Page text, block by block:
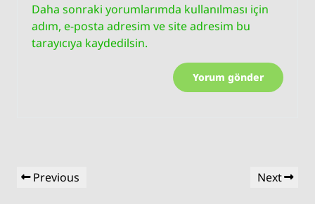
Daha sonraki yorumlarımda kullanılması için
adım, e-posta adresim ve site adresim bu
tarayıcıya kaydedilsin.
Yazı
gezinmesi
Previous
Previous
Next
Next